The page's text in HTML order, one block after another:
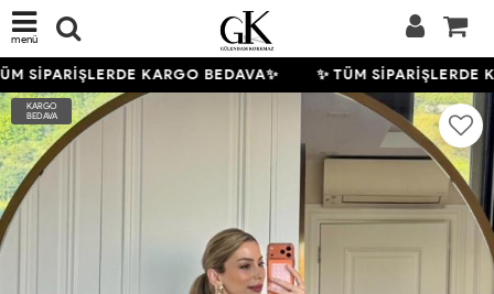
menü
SİPARİŞLERDE KARGO BEDAVA✨ ✨ TÜM SİPARİŞLERDE
KARGO
BEDAVA